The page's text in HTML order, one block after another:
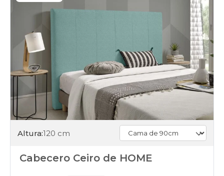
Altura:120 cm
Cabecero Ceiro de HOME